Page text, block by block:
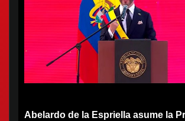
Abelardo de la Espriella asume la